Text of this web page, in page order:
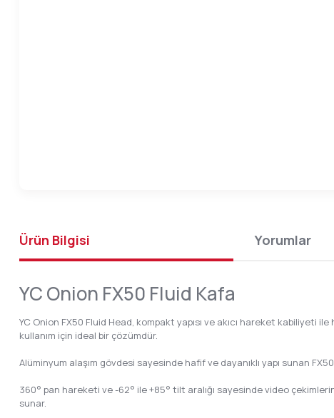
Ürün Bilgisi Yorumlar
YC Onion FX50 Fluid Kafa
YC Onion FX50 Fluid Head, kompakt yapısı ve akıcı hareket
kullanım için ideal bir çözümdür.
Alüminyum alaşım gövdesi sayesinde hafif ve dayanıklı yapı sunan
360° pan hareketi ve -62° ile +85° tilt aralığı sayesinde video
sunar.